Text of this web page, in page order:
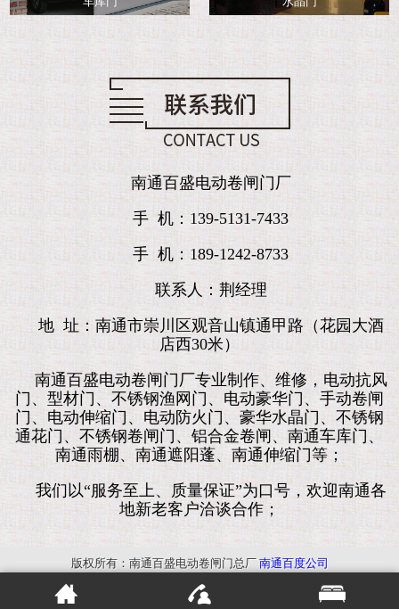
南通百盛电动卷闸门厂
手 机：139-5131-7433
手 机：189-1242-8733
联系人：荆经理
地 址：南通市崇川区观音山镇通甲路（花园大酒
店西30米）
南通百盛电动卷闸门厂专业制作、维修，电动抗风
门、型材门、不锈钢渔网门、电动豪华门、手动卷闸
门、电动伸缩门、电动防火门、豪华水晶门、不锈钢
通花门、不锈钢卷闸门、铝合金卷闸、南通车库门、
南通雨棚、南通遮阳蓬、南通伸缩门等；
我们以“服务至上、质量保证”为口号，欢迎南通各
地新老客户洽谈合作；
版权所有：南通百盛电动卷闸门总厂 南通百度公司